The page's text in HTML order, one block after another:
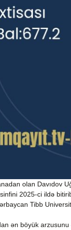
olan Davıdov
2025-ci ildə
Tibb
ən böyük